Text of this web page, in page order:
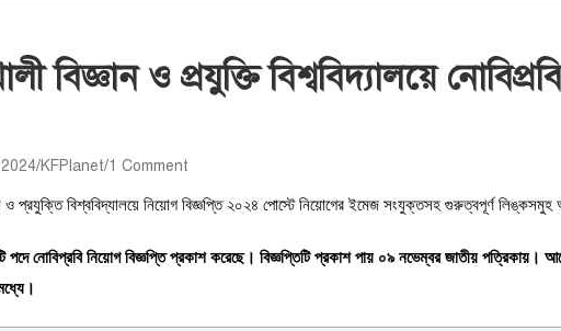
বিজ্ঞান ও প্রযুক্তি বিশ্ববিদ্যালয়ে
KFPlanet 1 Comment
ও প্রযুক্তি বিশ্ববিদ্যালয়ে নিয়োগ বিজ্ঞপ্তি ২০২৪ পোস্টে নিয়োগের ইমেজ সংযুক্তসহ গুরুত্বপূর্ণ
পদে নোবিপ্রবি নিয়োগ বিজ্ঞপ্তি প্রকাশ করেছে। বিজ্ঞপ্তিটি প্রকাশ পায় ০৯ নভেম্বর জাতীয় পত্রিকায়।